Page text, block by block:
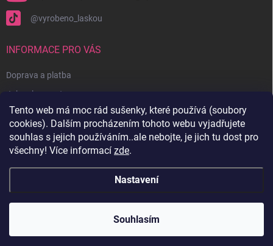
Tento web má moc rád sušenky, které používá (soubory
cookies). Dalším procházením tohoto webu vyjadřujete
souhlas s jejich používáním..ale nebojte, je jich tu dost pro
všechny! Více informací zde.
Nastavení
Souhlasím
@vyrobeno_laskou
INFORMACE PRO VÁS
Doprava a platba
Jak nakupovat
Obchodní podmínky + reklamační řád
Ochrana osobních údajů
Kontakty
Vyrobenolaskou.cz . Všechna práva vyhrazena.